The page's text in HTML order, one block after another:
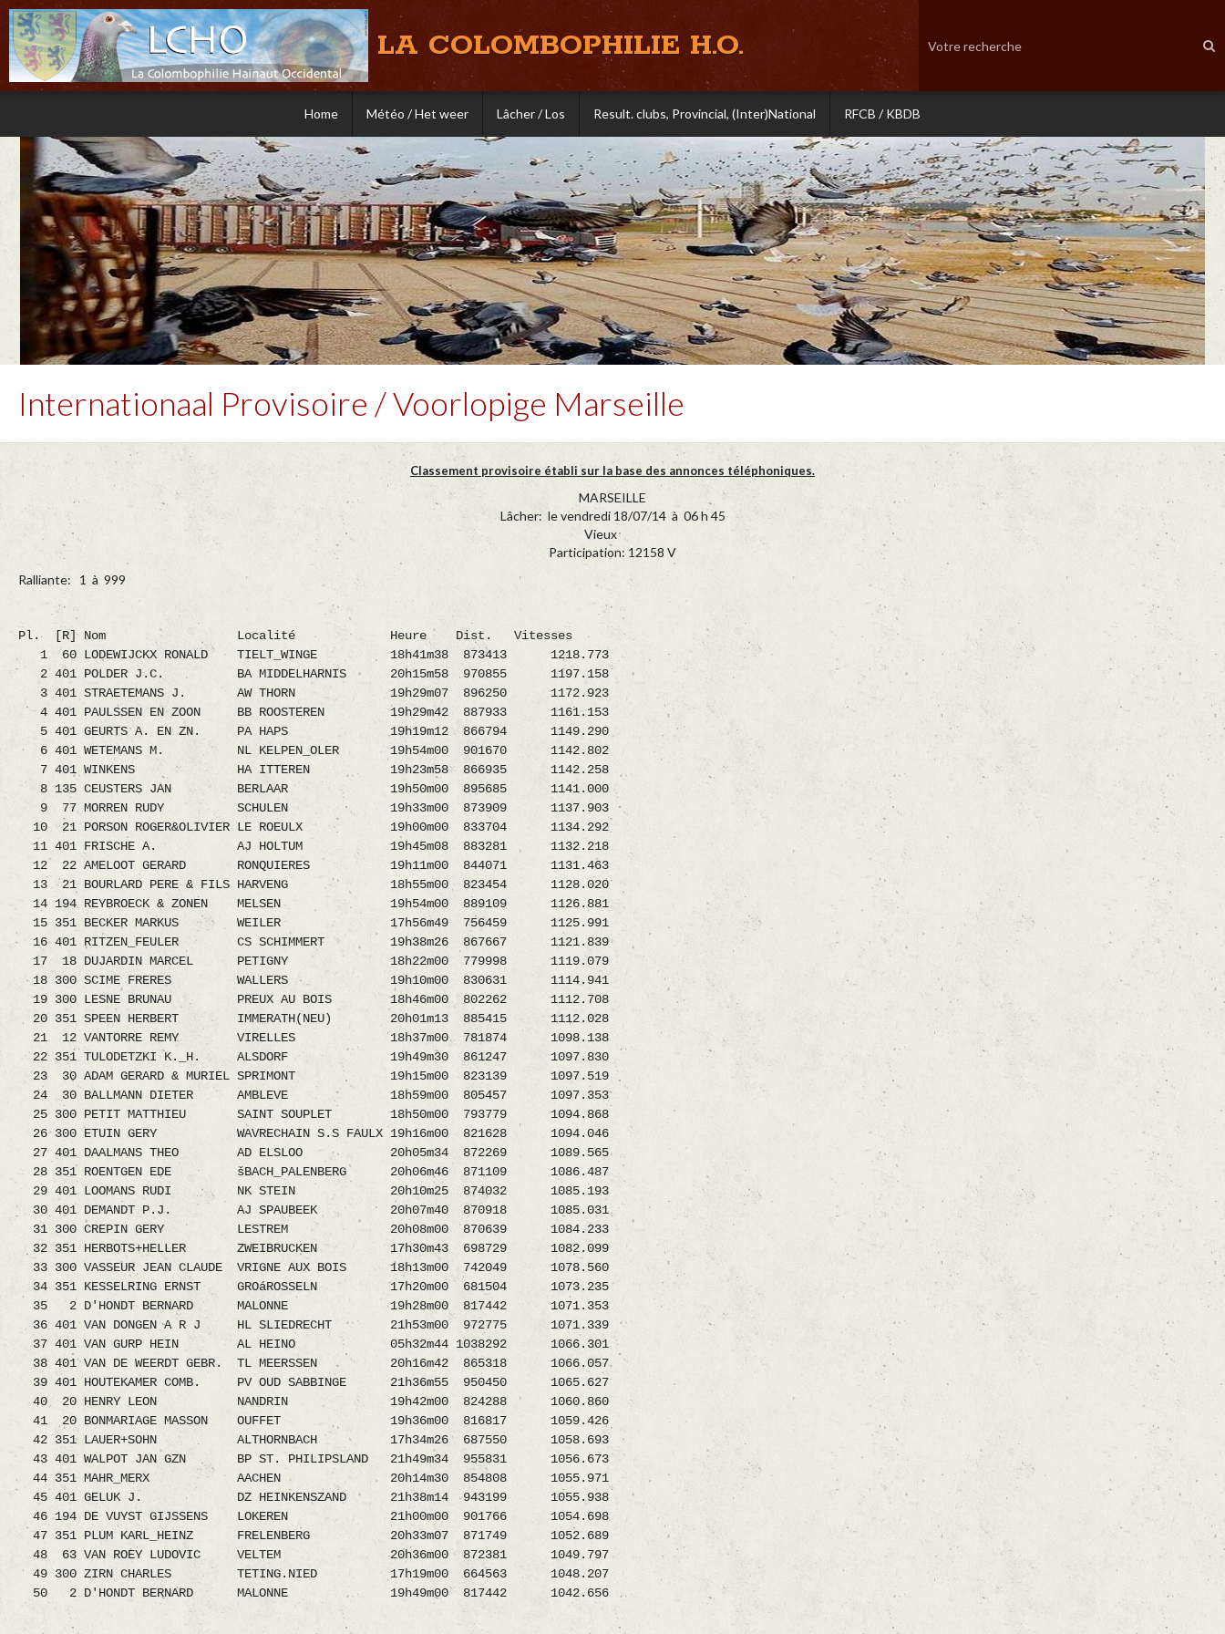
LA COLOMBOPHILIE H.O.
Home Météo / Het weer Lâcher / Los Result. clubs, Provincial, (Inter)National RFCB / KBDB
Internationaal Provisoire / Voorlopige Marseille
Classement provisoire établi sur la base des annonces téléphoniques.
MARSEILLE
Lâcher: le vendredi 18/07/14 à 06 h 45
Vieux
Participation: 12158 V
Ralliante: 1 à 999
Pl. [R] Nom Localité Heure Dist. Vitesses
1 60 LODEWIJCKX RONALD TIELT_WINGE 18h41m38 873413 1218.773
2 401 POLDER J.C. BA MIDDELHARNIS 20h15m58 970855 1197.158
3 401 STRAETEMANS J. AW THORN 19h29m07 896250 1172.923
4 401 PAULSSEN EN ZOON BB ROOSTEREN 19h29m42 887933 1161.153
5 401 GEURTS A. EN ZN. PA HAPS 19h19m12 866794 1149.290
6 401 WETEMANS M. NL KELPEN_OLER 19h54m00 901670 1142.802
7 401 WINKENS HA ITTEREN 19h23m58 866935 1142.258
8 135 CEUSTERS JAN BERLAAR 19h50m00 895685 1141.000
9 77 MORREN RUDY SCHULEN 19h33m00 873909 1137.903
10 21 PORSON ROGER&OLIVIER LE ROEULX 19h00m00 833704 1134.292
11 401 FRISCHE A. AJ HOLTUM 19h45m08 883281 1132.218
12 22 AMELOOT GERARD RONQUIERES 19h11m00 844071 1131.463
13 21 BOURLARD PERE & FILS HARVENG 18h55m00 823454 1128.020
14 194 REYBROECK & ZONEN MELSEN 19h54m00 889109 1126.881
15 351 BECKER MARKUS WEILER 17h56m49 756459 1125.991
16 401 RITZEN_FEULER CS SCHIMMERT 19h38m26 867667 1121.839
17 18 DUJARDIN MARCEL PETIGNY 18h22m00 779998 1119.079
18 300 SCIME FRERES WALLERS 19h10m00 830631 1114.941
19 300 LESNE BRUNAU PREUX AU BOIS 18h46m00 802262 1112.708
20 351 SPEEN HERBERT IMMERATH(NEU) 20h01m13 885415 1112.028
21 12 VANTORRE REMY VIRELLES 18h37m00 781874 1098.138
22 351 TULODETZKI K._H. ALSDORF 19h49m30 861247 1097.830
23 30 ADAM GERARD & MURIEL SPRIMONT 19h15m00 823139 1097.519
24 30 BALLMANN DIETER AMBLEVE 18h59m00 805457 1097.353
25 300 PETIT MATTHIEU SAINT SOUPLET 18h50m00 793779 1094.868
26 300 ETUIN GERY WAVRECHAIN S.S FAULX 19h16m00 821628 1094.046
27 401 DAALMANS THEO AD ELSLOO 20h05m34 872269 1089.565
28 351 ROENTGEN EDE šBACH_PALENBERG 20h06m46 871109 1086.487
29 401 LOOMANS RUDI NK STEIN 20h10m25 874032 1085.193
30 401 DEMANDT P.J. AJ SPAUBEEK 20h07m40 870918 1085.031
31 300 CREPIN GERY LESTREM 20h08m00 870639 1084.233
32 351 HERBOTS+HELLER ZWEIBRUCKEN 17h30m43 698729 1082.099
33 300 VASSEUR JEAN CLAUDE VRIGNE AUX BOIS 18h13m00 742049 1078.560
34 351 KESSELRING ERNST GROáROSSELN 17h20m00 681504 1073.235
35 2 D'HONDT BERNARD MALONNE 19h28m00 817442 1071.353
36 401 VAN DONGEN A R J HL SLIEDRECHT 21h53m00 972775 1071.339
37 401 VAN GURP HEIN AL HEINO 05h32m44 1038292 1066.301
38 401 VAN DE WEERDT GEBR. TL MEERSSEN 20h16m42 865318 1066.057
39 401 HOUTEKAMER COMB. PV OUD SABBINGE 21h36m55 950450 1065.627
40 20 HENRY LEON NANDRIN 19h42m00 824288 1060.860
41 20 BONMARIAGE MASSON OUFFET 19h36m00 816817 1059.426
42 351 LAUER+SOHN ALTHORNBACH 17h34m26 687550 1058.693
43 401 WALPOT JAN GZN BP ST. PHILIPSLAND 21h49m34 955831 1056.673
44 351 MAHR_MERX AACHEN 20h14m30 854808 1055.971
45 401 GELUK J. DZ HEINKENSZAND 21h38m14 943199 1055.938
46 194 DE VUYST GIJSSENS LOKEREN 21h00m00 901766 1054.698
47 351 PLUM KARL_HEINZ FRELENBERG 20h33m07 871749 1052.689
48 63 VAN ROEY LUDOVIC VELTEM 20h36m00 872381 1049.797
49 300 ZIRN CHARLES TETING.NIED 17h19m00 664563 1048.207
50 2 D'HONDT BERNARD MALONNE 19h49m00 817442 1042.656